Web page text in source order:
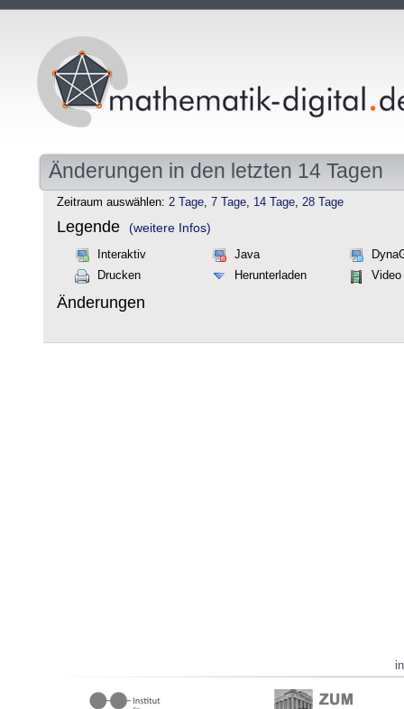
Änderungen in den letzten 14 Tagen
Zeitraum auswählen: 2 Tage, 7 Tage, 14 Tage, 28 Tage
Legende (weitere Infos)
Interaktiv Java
Drucken
Herunterladen Video
Änderungen